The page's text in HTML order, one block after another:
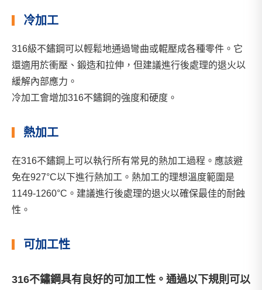
冷加工
316級不鏽鋼可以輕鬆地通過彎曲或輥壓成各種零件。它
還適用於衝壓、鍛造和拉伸，但建議進行後處理的退火以
緩解內部應力。
冷加工會增加316不鏽鋼的強度和硬度。
熱加工
在316不鏽鋼上可以執行所有常見的熱加工過程。應該避
免在927°C以下進行熱加工。熱加工的理想溫度範圍是
1149-1260°C。建議進行後處理的退火以確保最佳的耐蝕
性。
可加工性
316不鏽鋼具有良好的可加工性。通過以下規則可以